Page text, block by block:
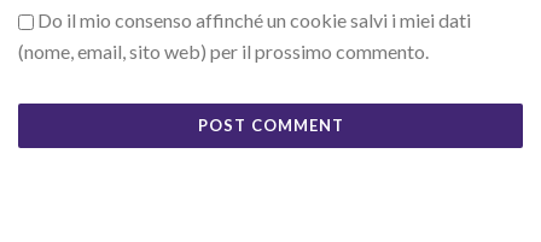
Do il mio consenso affinché un cookie salvi i miei dati
(nome, email, sito web) per il prossimo commento.